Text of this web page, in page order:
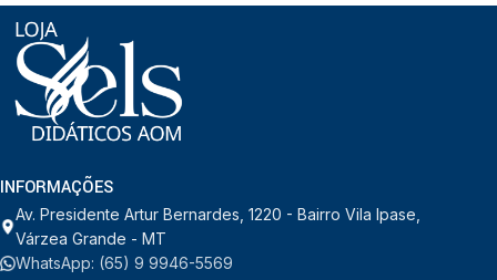
INFORMAÇÕES
Av. Presidente Artur Bernardes, 1220 - Bairro Vila Ipase,
Várzea Grande - MT
WhatsApp: (65) 9 9946-5569